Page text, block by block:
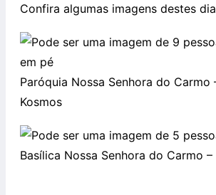
Confira algumas imagens destes
Paróquia Nossa Senhora do Carmo
Kosmos
Basílica Nossa Senhora do Carmo –